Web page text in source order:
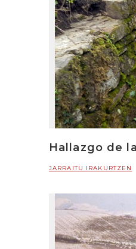
Hallazgo de
JARRAITU IRAKURTZEN